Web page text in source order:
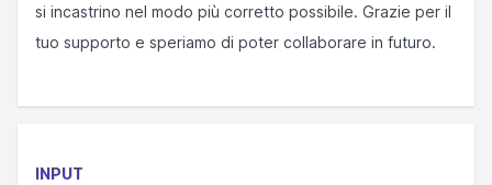
si incastrino nel modo più corretto possibile. Grazie per il
tuo supporto e speriamo di poter collaborare in futuro.
INPUT